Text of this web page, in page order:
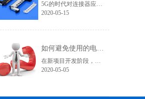
5G的时代对连接器应用要求更加严苛，无论是在高清信号、传输速率、屏蔽要求等层次都需要更加专业，优良的品质才能有完美的视觉体验和产品竞争力。在液晶屏线领域，相信对此款lvd连接器一定不陌生，它就是FI-RE连接器系列。它有三个规格：穿端子款、FFC款、焊接款。在4K/8K高清领域对信号干扰、屏蔽效果的要求不仅体现......
2020-05-15
如何避免使用的电子连接器型号在采购和货期上不受影响？
在新项目开发阶段，很多采购人员在工作中可能都会遇到这样一个问题，工程师罗列出来的产品型号在索样上都困难重重，直到小批量试产时不是没有现货就是货期长。看到这里您可能在想曾经自己也经历过或正在经历之中，为什么会出现这种情况呢？随着电子产品结构的变化，电子连接器的更替也是比较快的。连接器在销售过程中......
2020-05-05